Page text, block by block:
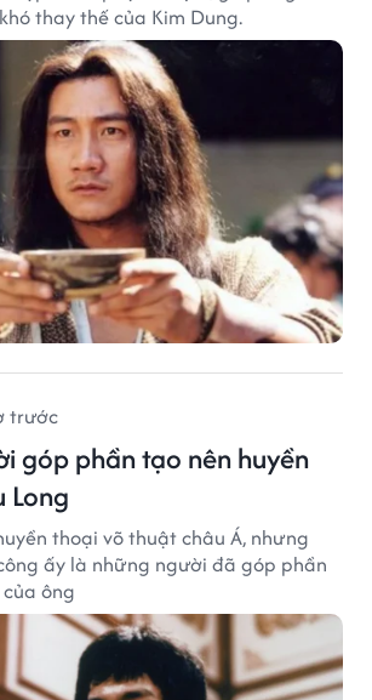
thay thế của Kim Dung.
trước
góp phần tạo nên huyền
Long
thoại võ thuật châu Á, nhưng
ấy là những người đã góp phần
ông